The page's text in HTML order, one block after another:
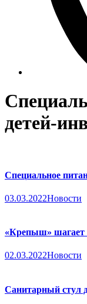
детей-
Специальное
03.03.2022Новости
«Крепыш» шагает
02.03.2022Новости
Санитарный стул